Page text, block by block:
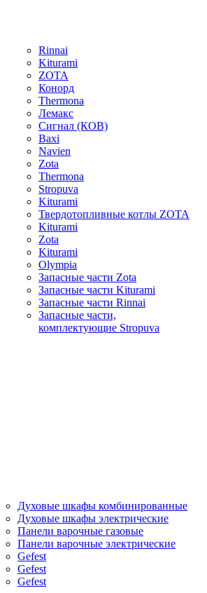
Rinnai
Kiturami
ZOTA
Конорд
Thermona
Лемакс
Сигнал (КОВ)
Baxi
Navien
Zota
Thermona
Stropuva
Kiturami
Твердотопливные котлы ZOTA
Kiturami
Zota
Kiturami
Olympia
Запасные части Zota
Запасные части Kiturami
Запасные части Rinnai
Запасные части,
комплектующие Stropuva
Духовые шкафы комбинированные
Духовые шкафы электрические
Панели варочные газовые
Панели варочные электрические
Gefest
Gefest
Gefest